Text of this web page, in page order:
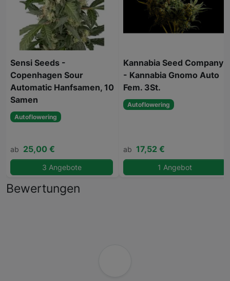
Sensi Seeds -
Copenhagen Sour
Automatic Hanfsamen, 10
Samen
Autoflowering
ab 25,00 €
3 Angebote
Kannabia Seed Company
- Kannabia Gnomo Auto
Fem. 3St.
Autoflowering
ab 17,52 €
1 Angebot
Bewertungen